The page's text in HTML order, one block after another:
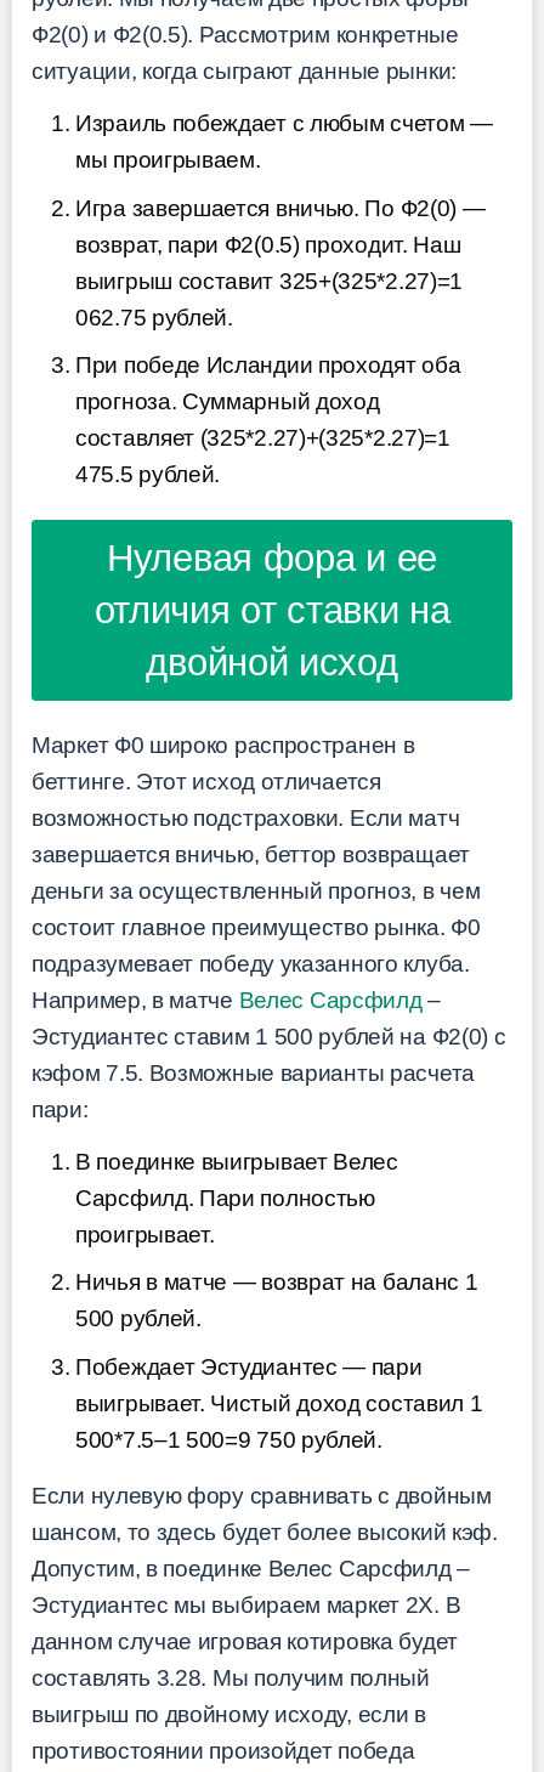
Ф2(0) и Ф2(0.5). Рассмотрим конкретные
ситуации, когда сыграют данные рынки:
Израиль побеждает с любым счетом —
мы проигрываем.
Игра завершается вничью. По Ф2(0) —
возврат, пари Ф2(0.5) проходит. Наш
выигрыш составит 325+(325*2.27)=1
062.75 рублей.
При победе Исландии проходят оба
прогноза. Суммарный доход
составляет (325*2.27)+(325*2.27)=1
475.5 рублей.
Нулевая фора и ее
отличия от ставки на
двойной исход
Маркет Ф0 широко распространен в
беттинге. Этот исход отличается
возможностью подстраховки. Если матч
завершается вничью, беттор возвращает
деньги за осуществленный прогноз, в чем
состоит главное преимущество рынка. Ф0
подразумевает победу указанного клуба.
Например, в матче Велес Сарсфилд–
Эстудиантес ставим 1 500 рублей на Ф2(0) с
кэфом 7.5. Возможные варианты расчета
пари:
В поединке выигрывает Велес
Сарсфилд. Пари полностью
проигрывает.
Ничья в матче — возврат на баланс 1
500 рублей.
Побеждает Эстудиантес — пари
выигрывает. Чистый доход составил 1
500*7.5–1 500=9 750 рублей.
Если нулевую фору сравнивать с двойным
шансом, то здесь будет более высокий кэф.
Допустим, в поединке Велес Сарсфилд –
Эстудиантес мы выбираем маркет 2Х. В
данном случае игровая котировка будет
составлять 3.28. Мы получим полный
выигрыш по двойному исходу, если в
противостоянии произойдет победа